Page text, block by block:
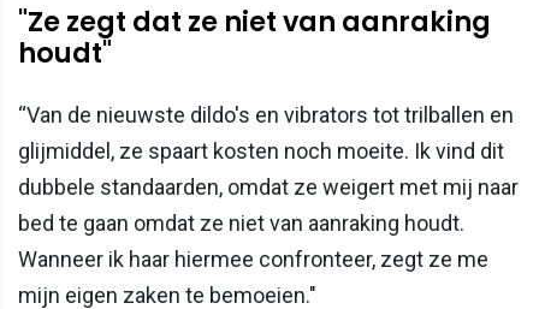
"Ze zegt dat ze niet van aanraking
houdt"
“Van de nieuwste dildo's en vibrators tot trilballen en
glijmiddel, ze spaart kosten noch moeite. Ik vind dit
dubbele standaarden, omdat ze weigert met mij naar
bed te gaan omdat ze niet van aanraking houdt.
Wanneer ik haar hiermee confronteer, zegt ze me
mijn eigen zaken te bemoeien."